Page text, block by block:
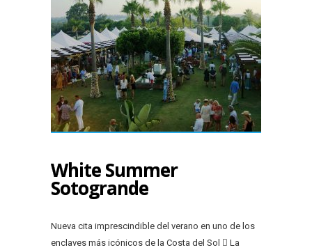
White Summer
Sotogrande
Nueva cita imprescindible del verano en uno de los
enclaves más icónicos de la Costa del Sol  La